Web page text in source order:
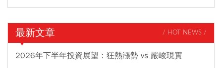
最新文章 / HOT NEWS /
2026年下半年投資展望：狂熱漲勢 vs 嚴峻現實